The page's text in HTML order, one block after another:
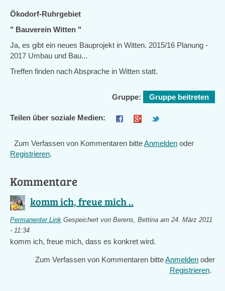
Ökodorf-Ruhrgebiet
" Bauverein Witten "
Ja, es gibt ein neues Bauprojekt in Witten. 2015/16 Planung -
2017 Umbau und Bau...
Treffen finden nach Absprache in Witten statt.
Gruppe: Gruppe beitreten
Teilen über soziale Medien:
Zum Verfassen von Kommentaren bitteAnmeldenoder
Registrieren.
Kommentare
komm ich, freue mich ..
Permanenter Link Gespeichert von Berens, Bettina am 24. März 2011
- 11:34
komm ich, freue mich, dass es konkret wird.
Zum Verfassen von Kommentaren bitteAnmelden oder
Registrieren.